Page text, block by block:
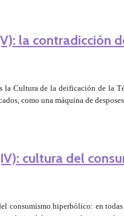
la contradicción
Cultura de la deificación de la
como una máquina de
cultura del
consumismo hiperbólico: en